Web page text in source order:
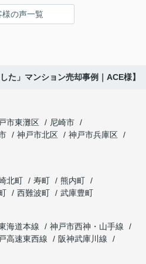
時間も短くなり、夫婦で外出や
増えました。
前向きに考えられるようにな
して本当に良かったと思ってい
法をご提案いただきました。
保有したい物件です。」
を大切に運営してくださること
を安心して引き継ぐことがで
できる売却となりました。
が高校進学を意識する年齢にな
テートさんへ相談すると、
北口」の査定だけでなく、新居
や資金計画についても丁寧に説
た。
北口駅へのアクセス、阪急西宮
設、商業施設など、このエリア
、
様の声一覧
た」マンション売却事例｜ACE様】
市東灘区
尼崎市
神戸市北区
神戸市兵庫区
北町 寿町
熊内町
西難波町
武庫豊町
海道本線
神戸市西神・山手線
高速東西線
阪神武庫川線